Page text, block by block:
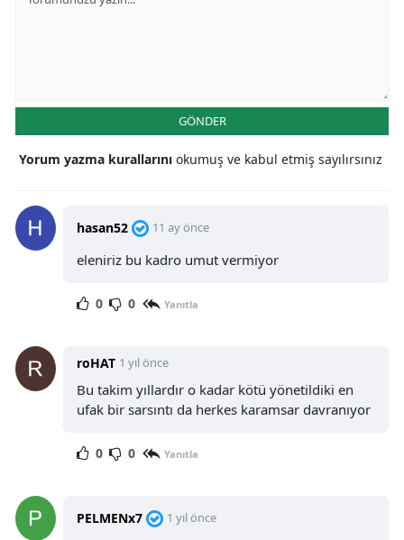
GÖNDER
Yorum yazma kurallarını okumuş ve kabul etmiş sayılırsınız
hasan52 11 ay önce
eleniriz bu kadro umut vermiyor
0 0 Yanıtla
roHAT 1 yıl önce
Bu takim yıllardır o kadar kötü yönetildiki en
ufak bir sarsıntı da herkes karamsar davranıyor
0 0 Yanıtla
PELMENx7 1 yıl önce